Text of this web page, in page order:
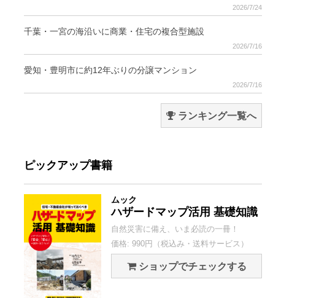
2026/7/24
千葉・一宮の海沿いに商業・住宅の複合型施設
2026/7/16
愛知・豊明市に約12年ぶりの分譲マンション
2026/7/16
ランキング一覧へ
ピックアップ書籍
ムック
ハザードマップ活用 基礎知識
自然災害に備え、いま必読の一冊！
価格: 990円（税込み・送料サービス）
ショップでチェックする